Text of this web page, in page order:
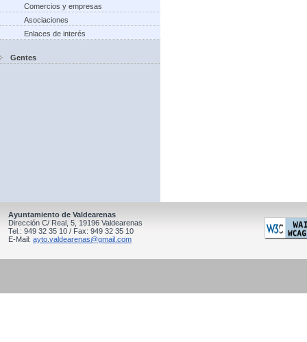
Comercios y empresas
Asociaciones
Enlaces de interés
Gentes
Ayuntamiento de Valdearenas
Dirección C/ Real, 5, 19196 Valdearenas
Tel.: 949 32 35 10 / Fax: 949 32 35 10
E-Mail: ayto.valdearenas@gmail.com